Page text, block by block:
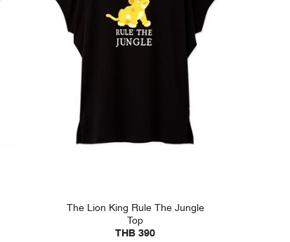
The Lion King Rule The Jungle
Top
THB 390